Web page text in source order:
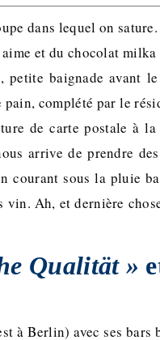
dans lequel on
et du chocolat
baignade avant
complété par le
de carte postale à
arrive de prendre
courant sous la pluie
Ah, et dernière
Qualität »
à Berlin) avec ses bars